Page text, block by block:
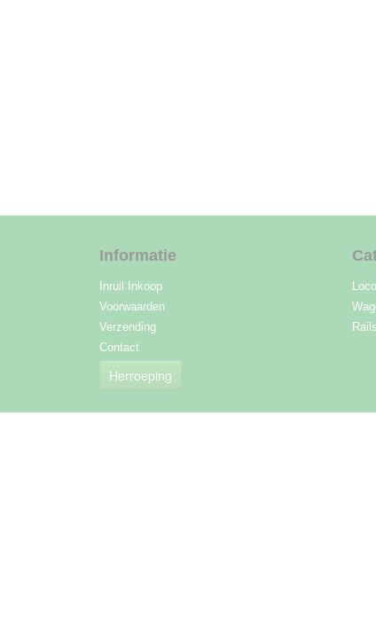
Informatie
Inruil Inkoop
Voorwaarden
Verzending
Contact
Herroeping